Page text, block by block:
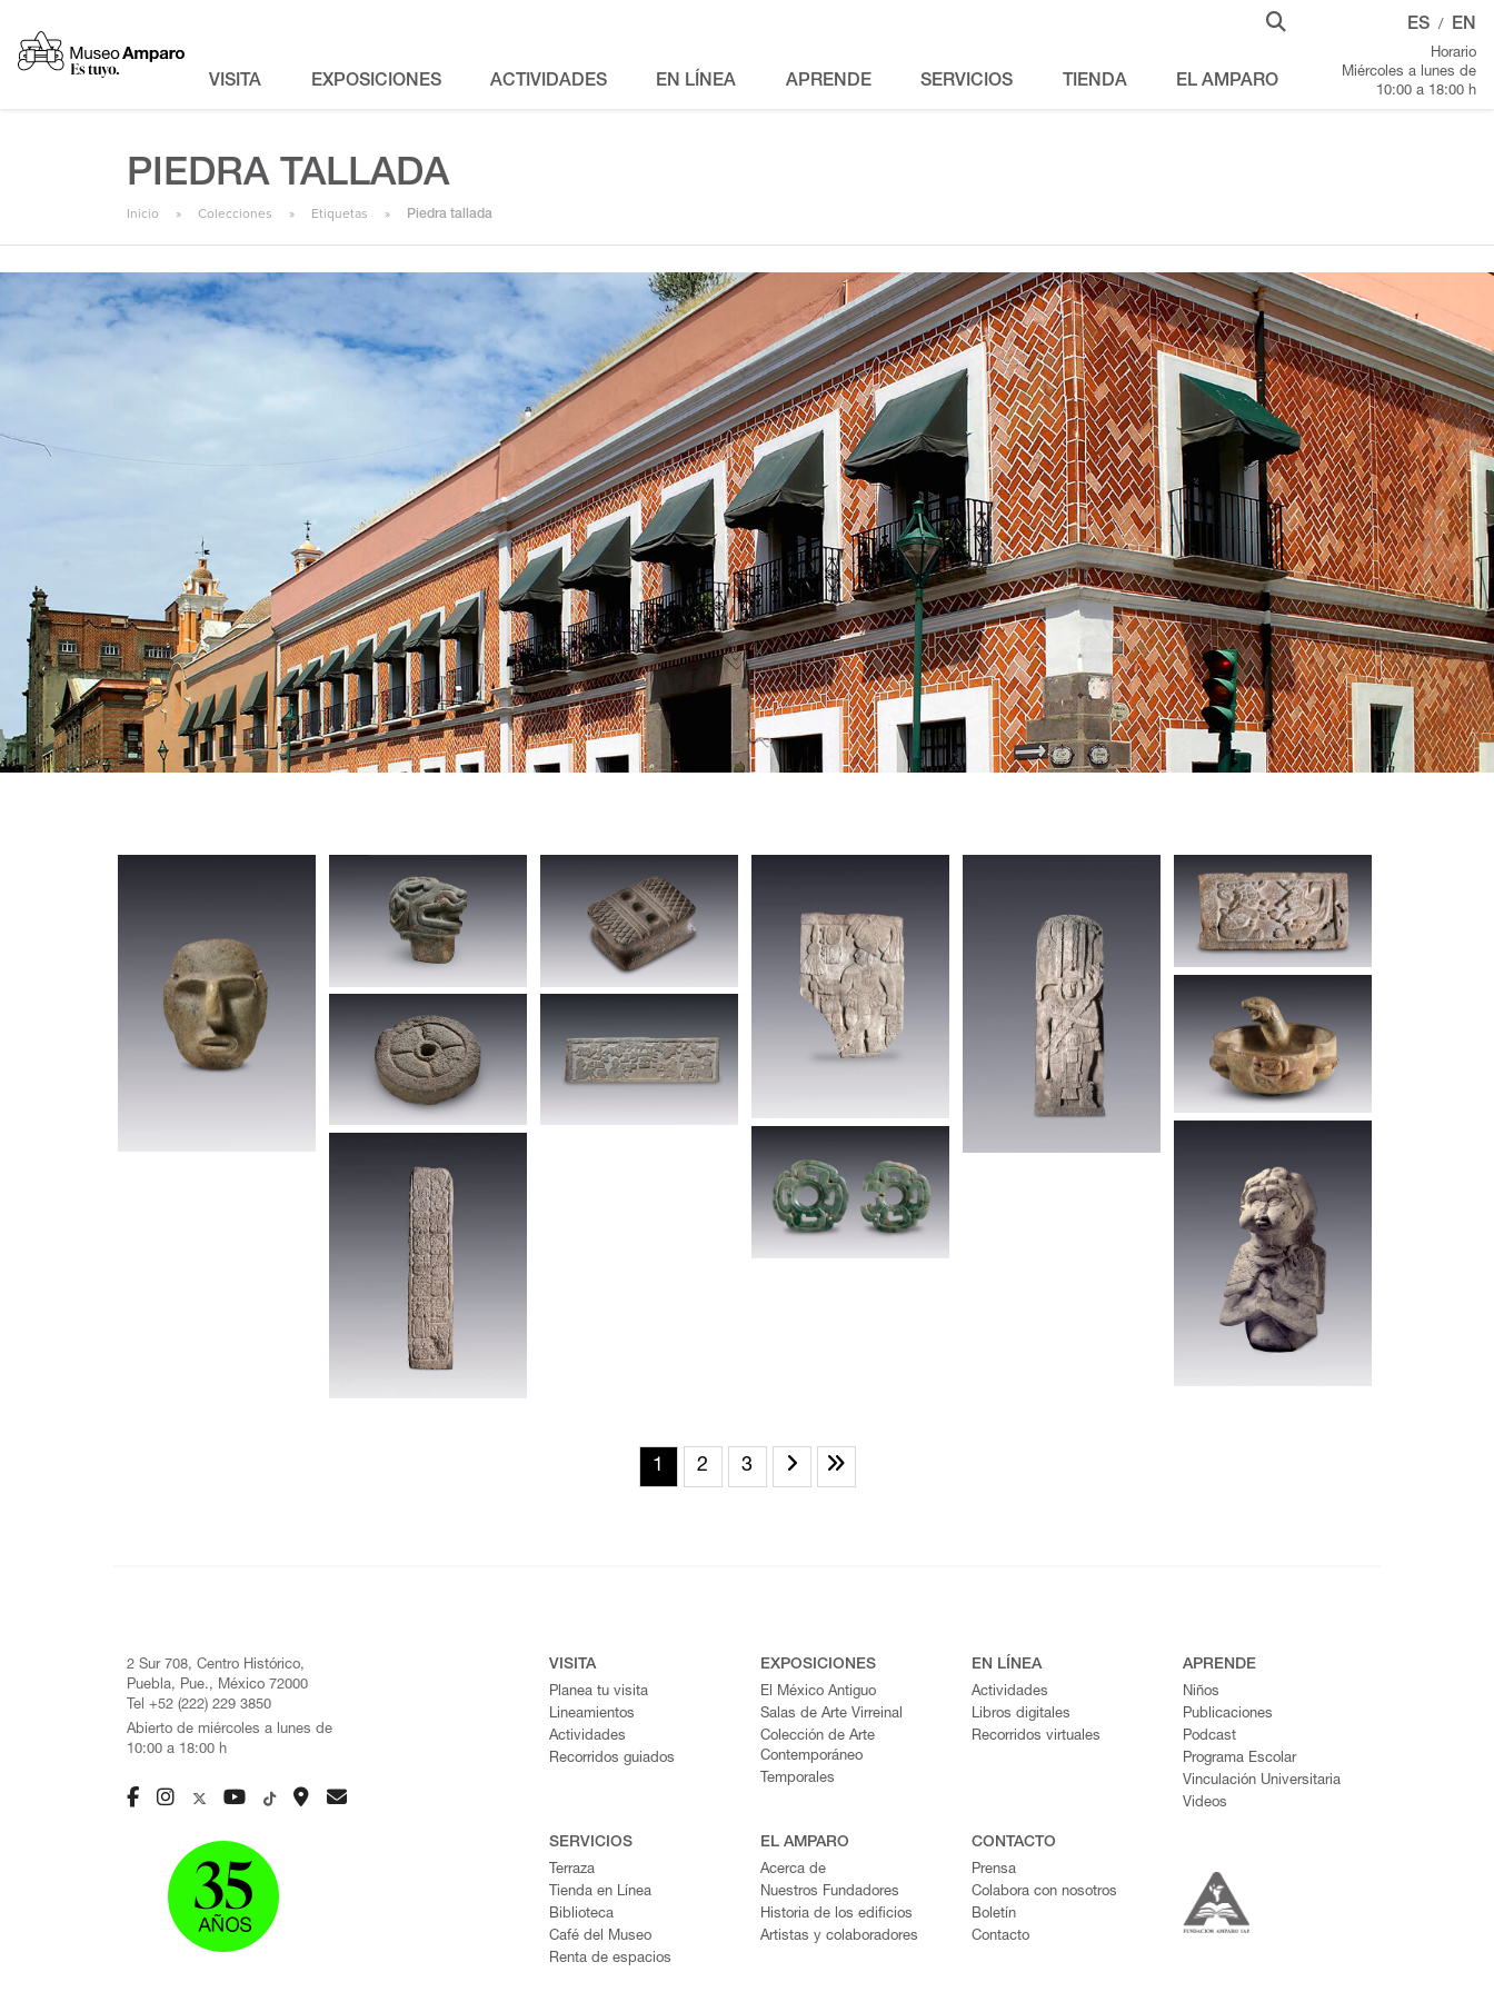
VISITA EXPOSICIONES ACTIVIDADES EN LÍNEA APRENDE SERVICIOS TIENDA EL AMPARO
ES / EN
Horario
Miércoles a lunes de
10:00 a 18:00 h
PIEDRA TALLADA
Inicio Colecciones Etiquetas Piedra tallada
1 2 3
2 Sur 708, Centro Histórico,
Puebla, Pue., México 72000
Tel +52 (222) 229 3850
Abierto de miércoles a lunes de
10:00 a 18:00 h
VISITA
Planea tu visita
Lineamientos
Actividades
Recorridos guiados
EXPOSICIONES
El México Antiguo
Salas de Arte Virreinal
Colección de Arte
Contemporáneo
Temporales
EN LÍNEA
Actividades
Libros digitales
Recorridos virtuales
APRENDE
Niños
Publicaciones
Podcast
Programa Escolar
Vinculación Universitaria
Videos
SERVICIOS
Terraza
Tienda en Línea
Biblioteca
Café del Museo
Renta de espacios
EL AMPARO
Acerca de
Nuestros Fundadores
Historia de los edificios
Artistas y colaboradores
CONTACTO
Prensa
Colabora con nosotros
Boletín
Contacto